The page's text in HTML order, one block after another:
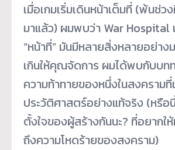
เมื่อเกมเริ่มเดินหน้าเต็มที่ (พ้นช่
มาแล้ว) ผมพบว่า War Hospital
“หน้าที่” มันมีหลายสิ่งหลายอย่าง
เกินให้คุณจัดการ ผมได้พบกับบท
ความท้าทายของหนึ่งในสงคราม
ประวัติศาสตร์อย่างแท้จริง (หรือ
ตั้งใจของผู้สร้างกันนะ? ที่อยากใ
ถึงความโหดร้ายของสงคราม)